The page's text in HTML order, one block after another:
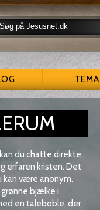
TEMA
du chatte direkte
erfaren kristen. Det
kan være anonym.
bjælke i
en taleboble, der